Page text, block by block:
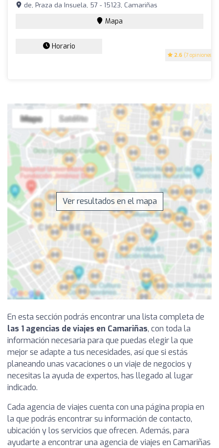
2.6 (7 opiniones)
de, Praza da Insuela, 57 - 15123, Camariñas
Mapa
Horario
Ver resultados en el mapa
En esta sección podrás encontrar una lista completa de
las 1 agencias de viajes en Camariñas, con toda la
información necesaria para que puedas elegir la que
mejor se adapte a tus necesidades, así que si estás
planeando unas vacaciones o un viaje de negocios y
necesitas la ayuda de expertos, has llegado al lugar
indicado.
Cada agencia de viajes cuenta con una página propia en
la que podrás encontrar su información de contacto,
ubicación y los servicios que ofrecen. Además, para
ayudarte a encontrar una agencia de viajes en Camariñas